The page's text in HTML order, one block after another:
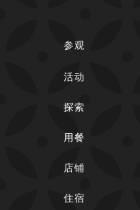
参观
活动
探索
用餐
店铺
住宿